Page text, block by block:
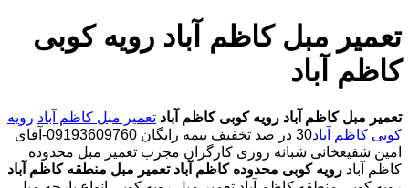
تعمیر مبل کاظم آباد رویه کوبی
کاظم آباد
تعمیر مبل کاظم آباد رویه کوبی کاظم آباد تعمیر مبل کاظم آباد رویه
کوبی کاظم آباد
30 در صد تخفیف بیمه رایگان 09193609760-آقای
امین شفیعخانی شبانه روزی کارگران مجرب تعمیر مبل محدوده
کاظم آباد رویه کوبی محدوده کاظم آباد تعمیر مبل منطقه کاظم آباد